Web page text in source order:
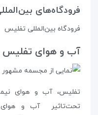
فرودگاه‌های
فرودگاه بین‌المللی تفلیس
آب‌ و‌ هوای تفلیس
تفلیس، آب و هوای
تحت‌تاثیر آب و هوای